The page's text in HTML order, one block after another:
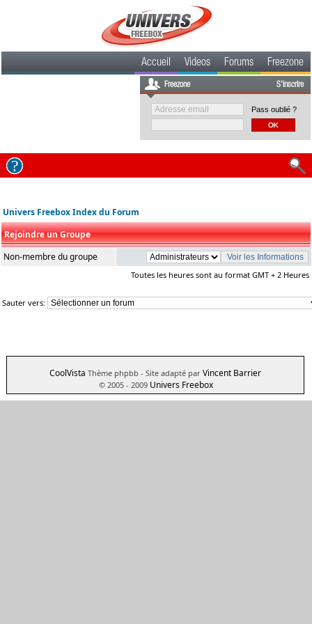
Accueil Videos Forums Freezone
Freezone S'inscrire
Pass oublié ?
Univers Freebox Index du Forum
Rejoindre un Groupe
Non-membre du groupe
Toutes les heures sont au format GMT + 2 Heures
Sauter vers:
CoolVista Thème phpbb - Site adapté par Vincent Barrier
© 2005 - 2009 Univers Freebox